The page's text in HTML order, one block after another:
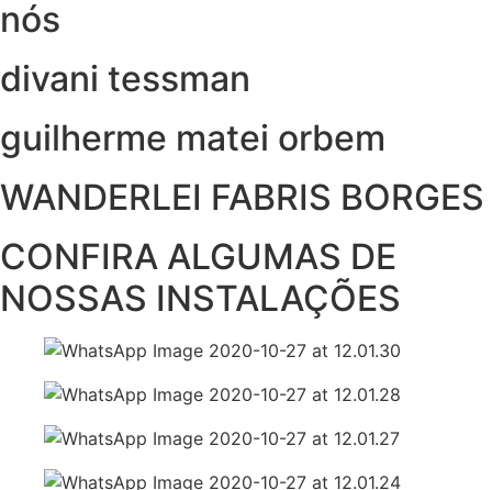
nós
divani tessman
guilherme matei orbem
WANDERLEI FABRIS BORGES
CONFIRA ALGUMAS DE
NOSSAS INSTALAÇÕES